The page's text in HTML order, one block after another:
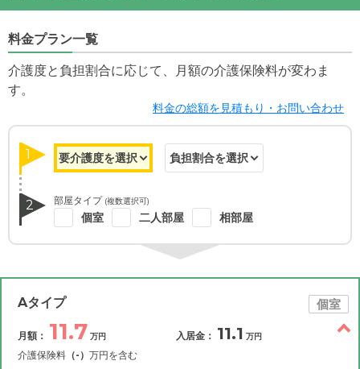
料金プラン一覧
介護度と負担割合に応じて、月額の介護保険料が変わま
す。
料金の総額を見積もり・お問い合わせ
1
2 部屋タイプ (複数選択可)
個室 二人部屋 相部屋
Aタイプ 個室
月額： 11.7 万円
介護保険料 （-） 万円を含む
入居金： 11.1 万円